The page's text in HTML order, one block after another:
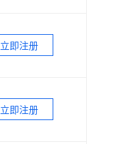
立即注册
立即注册